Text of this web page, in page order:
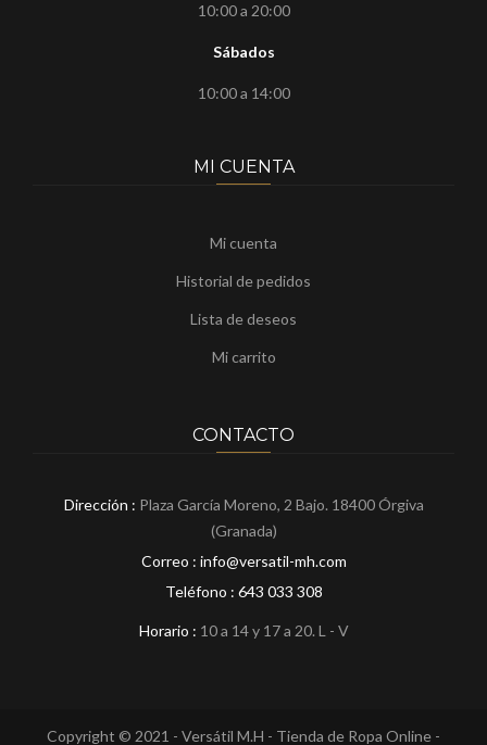
10:00 a 20:00
Sábados
10:00 a 14:00
MI CUENTA
Mi cuenta
Historial de pedidos
Lista de deseos
Mi carrito
CONTACTO
Dirección : Plaza García Moreno, 2 Bajo. 18400 Órgiva
(Granada)
Correo : info@versatil-mh.com
Teléfono : 643 033 308
Horario : 10 a 14 y 17 a 20. L - V
Copyright © 2021 - Versátil M.H - Tienda de Ropa Online -